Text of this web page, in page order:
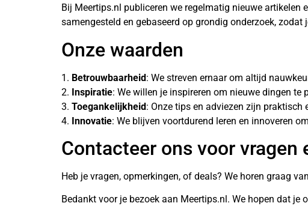
Bij Meertips.nl publiceren we regelmatig nieuwe
samengesteld en gebaseerd op grondig onderzoek,
Onze waarden
1. Betrouwbaarheid: We streven ernaar om altijd
2. Inspiratie: We willen je inspireren om nieuwe dingen te
3. Toegankelijkheid: Onze tips en adviezen zijn
4. Innovatie: We blijven voortdurend leren en innoveren
Contacteer ons voor vragen
Heb je vragen, opmerkingen, of deals? We horen graag
Bedankt voor je bezoek aan Meertips.nl. We hopen dat je